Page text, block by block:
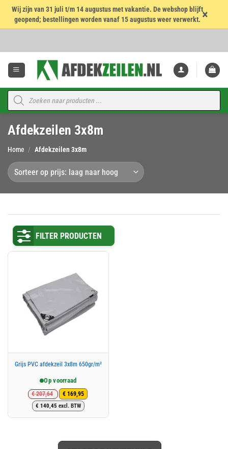
Wij zijn van 31 juli t/m 14 augustus met vakantie. De webshop blijft
geopend; bestellingen worden vanaf 15 augustus weer verwerkt. ×
Producten
zoeken
Afdekzeilen 3x8m
Home / Afdekzeilen 3x8m
FILTER PRODUCTEN
Grijs PVC afdekzeil 3x8m 650gr/m²
Op voorraad
€207,64
Oorspronkelijke
prijs
was:
€ 169,95
Huidige
prijs
is:
€ 140,45 excl. BTW